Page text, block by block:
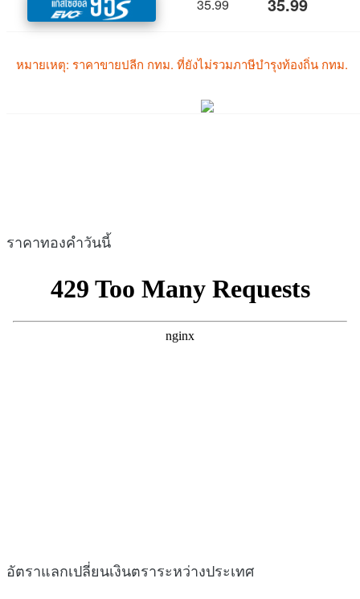
ราคาทองคำวันนี้
อัตราแลกเปลี่ยนเงินตราระหว่างประเทศ